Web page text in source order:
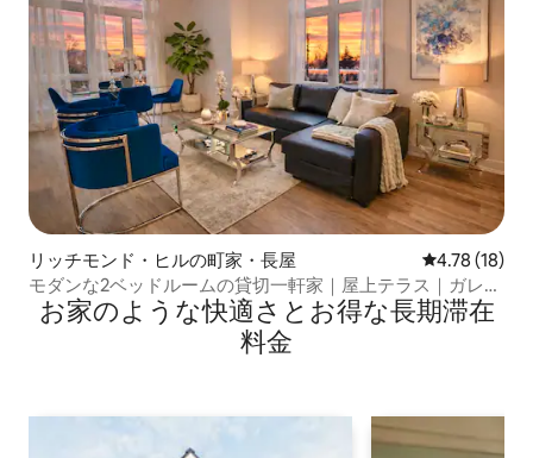
リッチモンド・ヒルの町家・長屋 レビュー18
4.78 (18)
モダンな2ベッドルームの貸切一軒家｜屋上テラス｜ガレー
ジ
お家のような快⁠適⁠さ⁠とお⁠得⁠な長⁠期⁠滞⁠在
料⁠金